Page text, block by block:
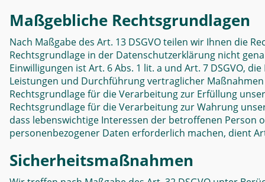
Maßgebliche Rechtsgrundlagen
Nach Maßgabe des Art. 13 DSGVO teilen wir Ihnen die
Rechtsgrundlage in der Datenschutzerklärung nicht
Einwilligungen ist Art. 6 Abs. 1 lit. a und Art. 7 DSGVO,
Leistungen und Durchführung vertraglicher
Rechtsgrundlage für die Verarbeitung zur Erfüllung
Rechtsgrundlage für die Verarbeitung zur Wahrung
dass lebenswichtige Interessen der betroffenen
personenbezogener Daten erforderlich machen, dient
Sicherheitsmaßnahmen